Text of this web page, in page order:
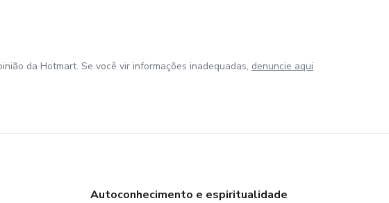
da Hotmart. Se você vir informações inadequadas, denuncie aqui
Autoconhecimento e espiritualidade